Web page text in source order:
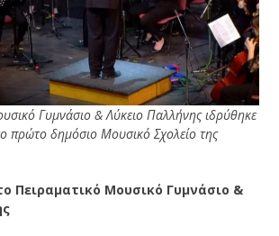
Γυμνάσιο & Λύκειο Παλλήνης ιδρύθηκε
πρώτο δημόσιο Μουσικό Σχολείο της
Πειραματικό Μουσικό Γυμνάσιο &